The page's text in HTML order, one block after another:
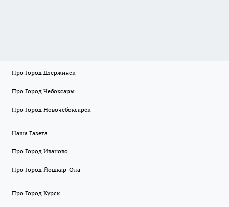
Про Город Дзержинск
Про Город Чебоксары
Про Город Новочебоксарск
Наша Газета
Про Город Иваново
Про Город Йошкар-Ола
Про Город Курск